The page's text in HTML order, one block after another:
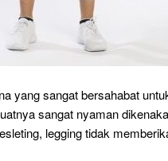
yang sangat bersahabat
sangat nyaman
legging tidak